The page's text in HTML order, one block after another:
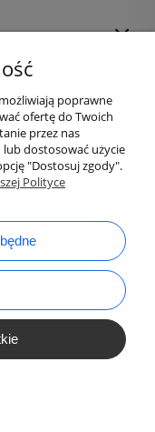
poprawne
ofertę do Twoich
przez nas
dostosować użycie
"Dostosuj zgody".
Polityce